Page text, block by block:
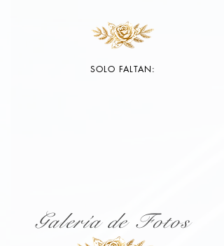
SOLO FALTAN:
Galería de Fotos